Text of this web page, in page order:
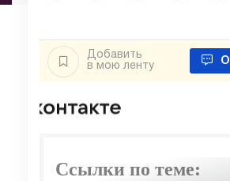
Добавить
в мою ленту
Ссылки по теме: